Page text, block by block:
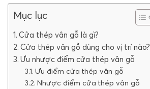
Mục lục
Cửa thép vân gỗ là gì?
Cửa thép vân gỗ dùng cho vị trí nào?
Ưu nhược điểm cửa thép vân gỗ
Ưu điểm cửa thép vân gỗ
Nhược điểm cửa thép vân gỗ